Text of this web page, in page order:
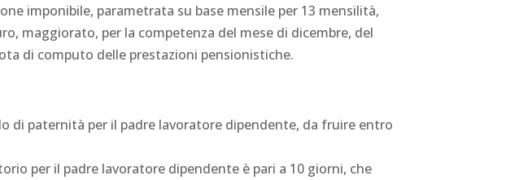
imponibile, parametrata su base mensile per 13 mensilità,
maggiorato, per la competenza del mese di dicembre, del
di computo delle prestazioni pensionistiche.
di paternità per il padre lavoratore dipendente, da fruire entro
per il padre lavoratore dipendente è pari a 10 giorni, che